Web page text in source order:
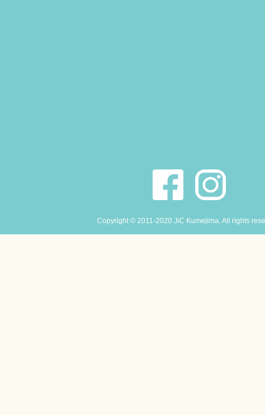
Copyright © 2011-2020 JiC Kumejima. All rights